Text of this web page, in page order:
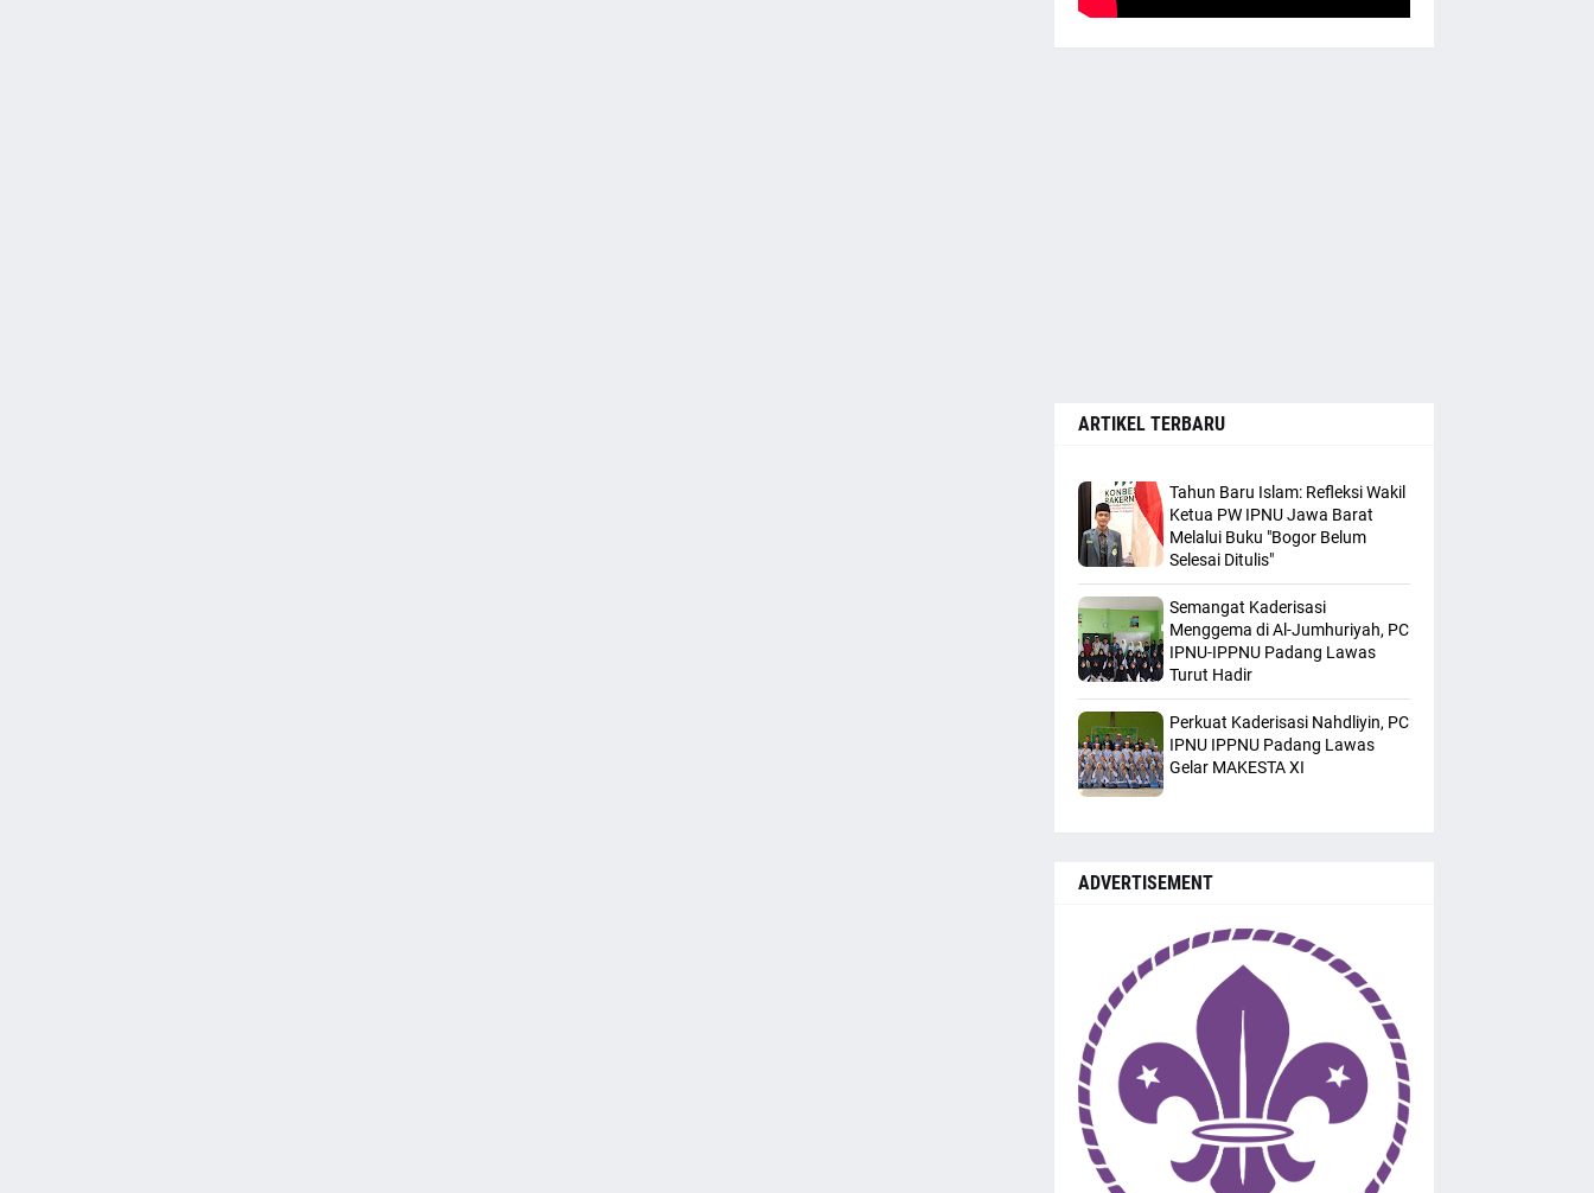
ARTIKEL TERBARU
Tahun Baru Islam: Refleksi Wakil
Ketua PW IPNU Jawa Barat
Melalui Buku "Bogor Belum
Selesai Ditulis"
Semangat Kaderisasi
Menggema di Al-Jumhuriyah, PC
IPNU-IPPNU Padang Lawas
Turut Hadir
Perkuat Kaderisasi Nahdliyin, PC
IPNU IPPNU Padang Lawas
Gelar MAKESTA XI
ADVERTISEMENT